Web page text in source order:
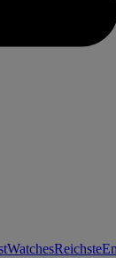
WatchesReichste